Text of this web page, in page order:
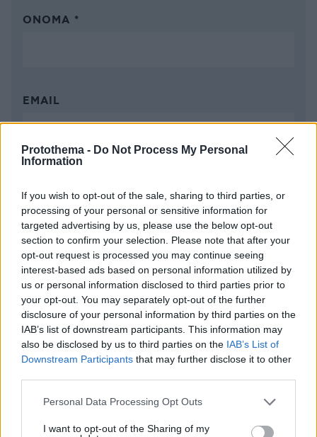
Protothema - Do Not Process My Personal
Information
If you wish to opt-out of the sale, sharing to third parties, or
processing of your personal or sensitive information for
targeted advertising by us, please use the below opt-out
section to confirm your selection. Please note that after your
opt-out request is processed you may continue seeing
interest-based ads based on personal information utilized by
us or personal information disclosed to third parties prior to
your opt-out. You may separately opt-out of the further
disclosure of your personal information by third parties on the
IAB’s list of downstream participants. This information may
also be disclosed by us to third parties on the IAB’s List of
Downstream Participants that may further disclose it to other
Please note that this website/app uses one or more Google
not limited to your visit or usage behaviour. You may click to
Personal Data Processing Opt Outs
I want to opt-out of the Sharing of my
ΌΝΟΜΑ *
EMAIL
Απομένουν2500χαρακτήρες
* Υποχρεωτικά πεδία